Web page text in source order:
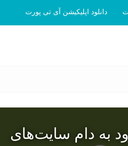
دانلود اپلیکیشن آی تی پورت
به دام سایت‌های